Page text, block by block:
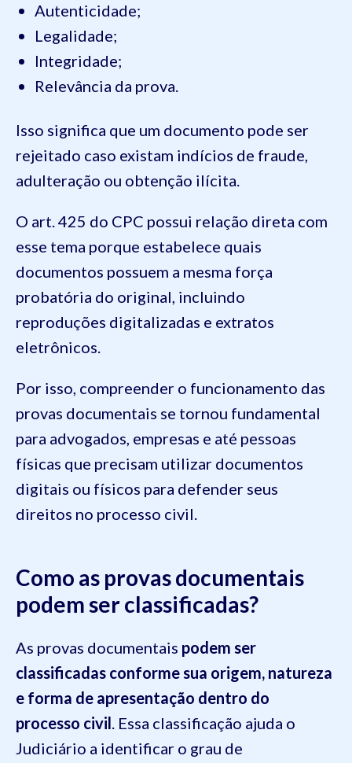
Autenticidade;
Legalidade;
Integridade;
Relevância da prova.
Isso significa que um documento pode ser
rejeitado caso existam indícios de fraude,
adulteração ou obtenção ilícita.
O art. 425 do CPC possui relação direta com
esse tema porque estabelece quais
documentos possuem a mesma força
probatória do original, incluindo
reproduções digitalizadas e extratos
eletrônicos.
Por isso, compreender o funcionamento das
provas documentais se tornou fundamental
para advogados, empresas e até pessoas
físicas que precisam utilizar documentos
digitais ou físicos para defender seus
direitos no processo civil.
Como as provas documentais
podem ser classificadas?
As provas documentais podem ser
classificadas conforme sua origem, natureza
e forma de apresentação dentro do
processo civil. Essa classificação ajuda o
Judiciário a identificar o grau de